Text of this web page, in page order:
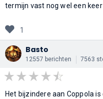
termijn vast nog wel een keer
1
Basto
12557 berichten 7563
Het bijzindere aan Coppola